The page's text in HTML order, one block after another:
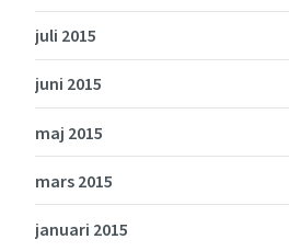
juli 2015
juni 2015
maj 2015
mars 2015
januari 2015